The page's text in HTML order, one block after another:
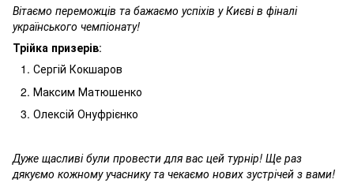
Вітаємо переможців та бажаємо успіхів у Києві в фіналі
українського чемпіонату!
Трійка призерів:
Сергій Кокшаров
Максим Матюшенко
Олексій Онуфрієнко
Дуже щасливі були провести для вас цей турнір! Ще раз
дякуємо кожному учаснику та чекаємо нових зустрічей з вами!